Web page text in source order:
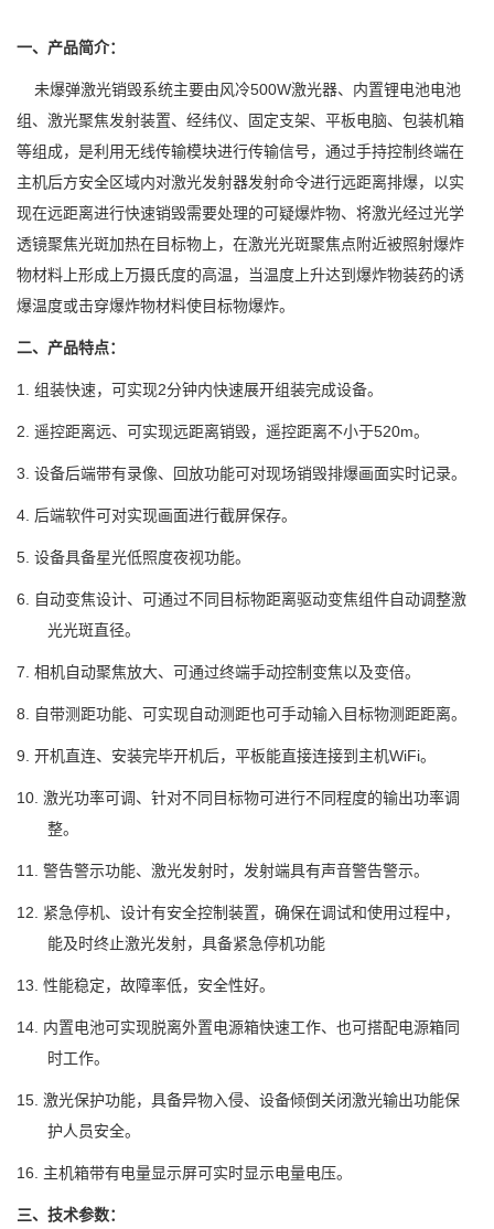
一、产品简介：
未爆弹激光销毁系统主要由风冷500W激光器、内置锂电池电池
组、激光聚焦发射装置、经纬仪、固定支架、平板电脑、包装机箱
等组成，是利用无线传输模块进行传输信号，通过手持控制终端在
主机后方安全区域内对激光发射器发射命令进行远距离排爆，以实
现在远距离进行快速销毁需要处理的可疑爆炸物、将激光经过光学
透镜聚焦光斑加热在目标物上，在激光光斑聚焦点附近被照射爆炸
物材料上形成上万摄氏度的高温，当温度上升达到爆炸物装药的诱
爆温度或击穿爆炸物材料使目标物爆炸。
二、产品特点：
1. 组装快速，可实现2分钟内快速展开组装完成设备。
2. 遥控距离远、可实现远距离销毁，遥控距离不小于520m。
3. 设备后端带有录像、回放功能可对现场销毁排爆画面实时记录。
4. 后端软件可对实现画面进行截屏保存。
5. 设备具备星光低照度夜视功能。
6. 自动变焦设计、可通过不同目标物距离驱动变焦组件自动调整激
光光斑直径。
7. 相机自动聚焦放大、可通过终端手动控制变焦以及变倍。
8. 自带测距功能、可实现自动测距也可手动输入目标物测距距离。
9. 开机直连、安装完毕开机后，平板能直接连接到主机WiFi。
10. 激光功率可调、针对不同目标物可进行不同程度的输出功率调
整。
11. 警告警示功能、激光发射时，发射端具有声音警告警示。
12. 紧急停机、设计有安全控制装置，确保在调试和使用过程中，
能及时终止激光发射，具备紧急停机功能
13. 性能稳定，故障率低，安全性好。
14. 内置电池可实现脱离外置电源箱快速工作、也可搭配电源箱同
时工作。
15. 激光保护功能，具备异物入侵、设备倾倒关闭激光输出功能保
护人员安全。
16. 主机箱带有电量显示屏可实时显示电量电压。
三、技术参数：